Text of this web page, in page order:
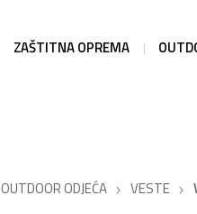
ZAŠTITNA OPREMA
OUTDOOR ODJEĆA VESTE